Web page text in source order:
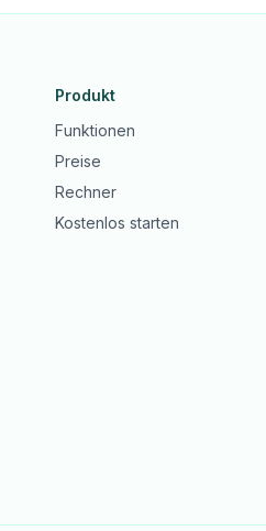
Produkt
Funktionen
Preise
Rechner
Kostenlos starten